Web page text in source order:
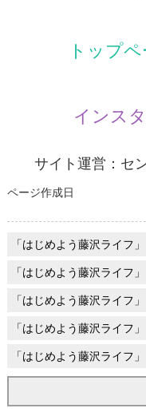
トップ
インス
サイト運営：セ
ページ作成日
「はじめよう藤沢ライフ」
「はじめよう藤沢ライフ」
「はじめよう藤沢ライフ」
「はじめよう藤沢ライフ」
「はじめよう藤沢ライフ」